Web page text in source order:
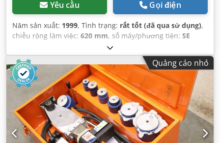
Yêu cầu Gọi điện
Năm sản xuất: 1999, Tình trạng: rất tốt (đã qua sử dụng),
chiều rộng làm việc: 620 mm, số máy/phương tiện: SE
Quảng cáo nhỏ